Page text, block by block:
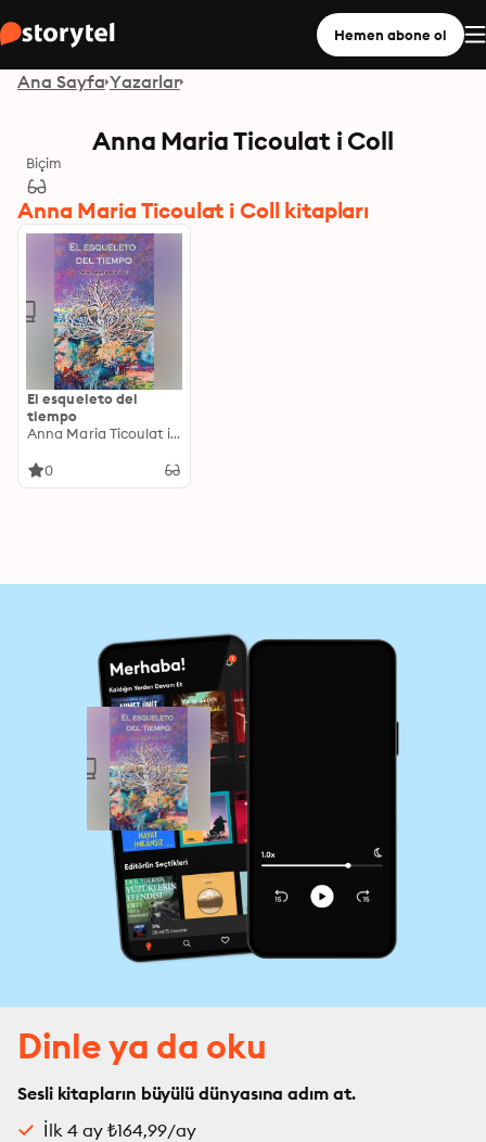
Hemen abone ol
Ana Sayfa Yazarlar
Anna Maria Ticoulat i Coll
Biçim
Anna Maria Ticoulat i Coll kitapları
El esqueleto del
tiempo
Anna Maria Ticoulat i Coll
0
Dinle ya da oku
Sesli kitapların büyülü dünyasına adım at.
İlk 4 ay ₺164,99/ay